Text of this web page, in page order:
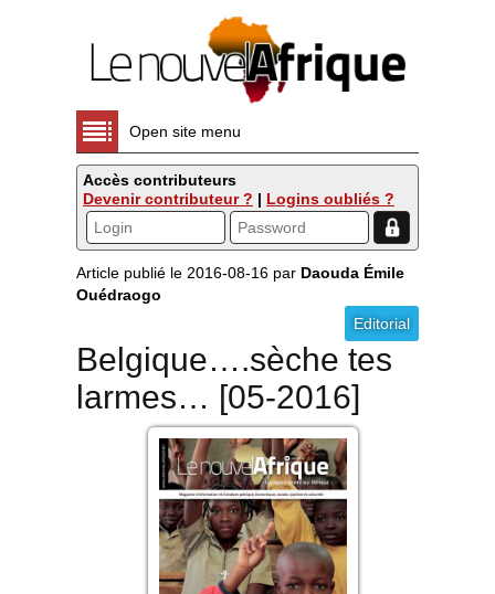
Open site menu
Accès contributeurs
Devenir contributeur ? | Logins oubliés ?
Article publié le 2016-08-16 par Daouda Émile
Ouédraogo
Editorial
Belgique….sèche tes
larmes… [05-2016]